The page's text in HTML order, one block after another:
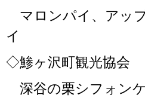
マロンパイ、アッ
イ
◇鯵ヶ沢町観光協会
深谷の栗シフォン